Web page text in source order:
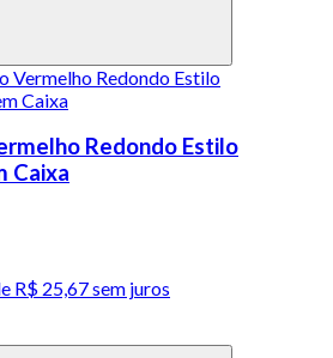
Redondo Estilo
Caixa
R$ 25,67sem juros